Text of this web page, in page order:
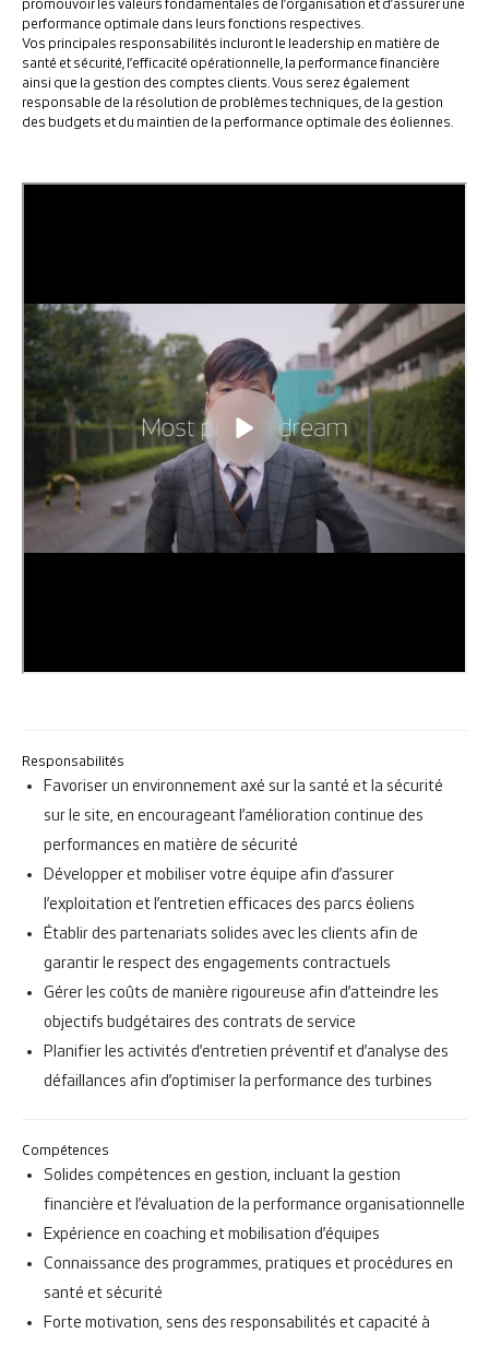
promouvoir les valeurs fondamentales de l’organisation et d’assurer une
performance optimale dans leurs fonctions respectives.
Vos principales responsabilités incluront le leadership en matière de
santé et sécurité, l’efficacité opérationnelle, la performance financière
ainsi que la gestion des comptes clients. Vous serez également
responsable de la résolution de problèmes techniques, de la gestion
des budgets et du maintien de la performance optimale des éoliennes.
Responsabilités
Favoriser un environnement axé sur la santé et la sécurité
sur le site, en encourageant l’amélioration continue des
performances en matière de sécurité
Développer et mobiliser votre équipe afin d’assurer
l’exploitation et l’entretien efficaces des parcs éoliens
Établir des partenariats solides avec les clients afin de
garantir le respect des engagements contractuels
Gérer les coûts de manière rigoureuse afin d’atteindre les
objectifs budgétaires des contrats de service
Planifier les activités d’entretien préventif et d’analyse des
défaillances afin d’optimiser la performance des turbines
Compétences
Solides compétences en gestion, incluant la gestion
financière et l’évaluation de la performance organisationnelle
Expérience en coaching et mobilisation d’équipes
Connaissance des programmes, pratiques et procédures en
santé et sécurité
Forte motivation, sens des responsabilités et capacité à